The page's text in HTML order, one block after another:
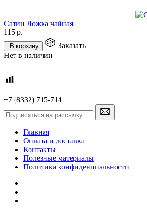
Сатин Ложка чайная
115 р.
В корзину
Заказать
Нет в наличии
+7 (8332) 715-714
Главная
Оплата и доставка
Контакты
Полезные материалы
Политика конфиденциальности